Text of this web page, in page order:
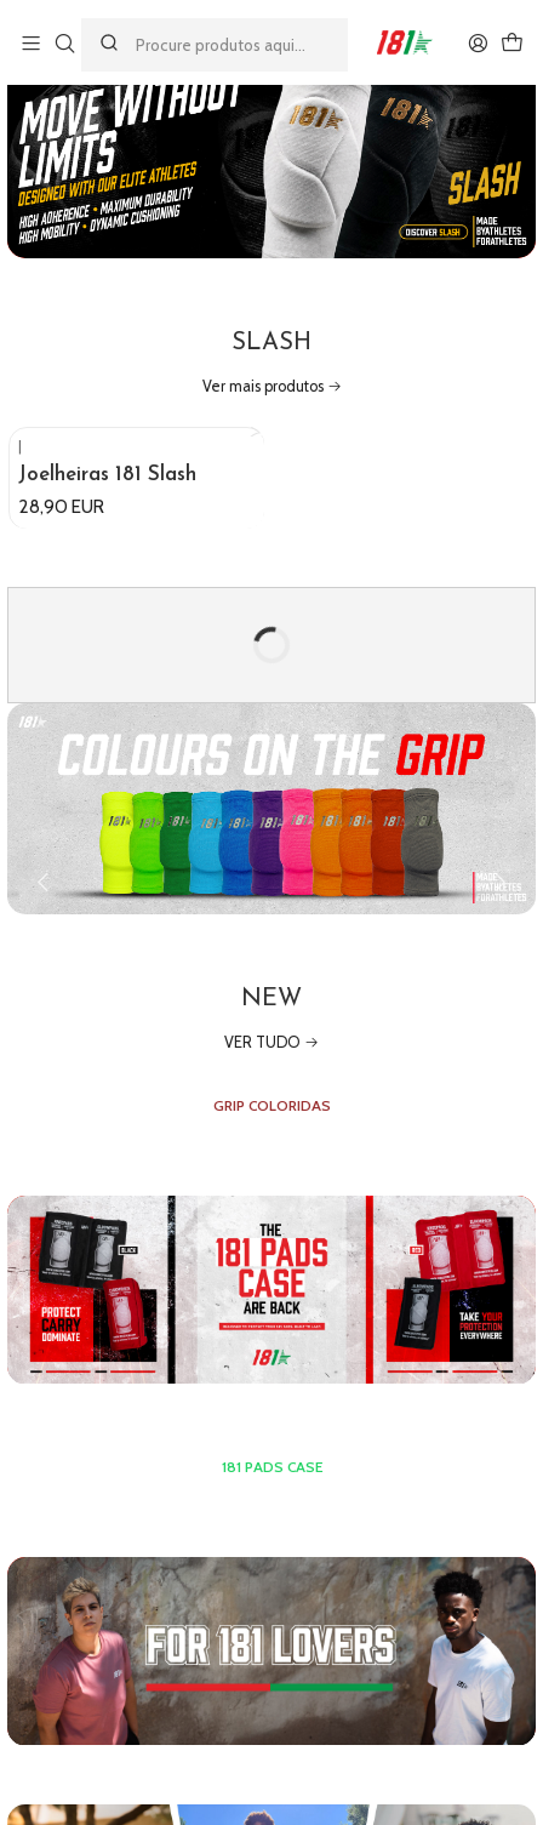
SLASH
Ver mais produtos
|
Joelheiras 181 Slash
28,90 EUR
NEW
VER TUDO
GRIP COLORIDAS
181 PADS CASE